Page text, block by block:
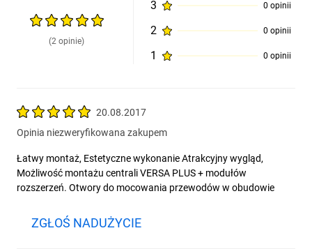
(2 opinie)
3 0 opinii
2 0 opinii
1 0 opinii
20.08.2017
Opinia niezweryfikowana zakupem
Łatwy montaż, Estetyczne wykonanie Atrakcyjny wygląd,
Możliwość montażu centrali VERSA PLUS + modułów
rozszerzeń. Otwory do mocowania przewodów w obudowie
ZGŁOŚ NADUŻYCIE